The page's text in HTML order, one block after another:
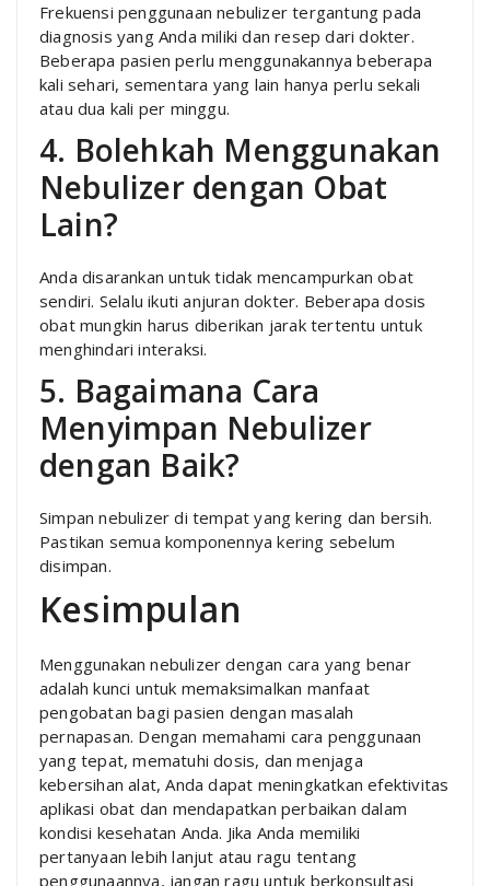
Frekuensi penggunaan nebulizer tergantung pada
diagnosis yang Anda miliki dan resep dari dokter.
Beberapa pasien perlu menggunakannya beberapa
kali sehari, sementara yang lain hanya perlu sekali
atau dua kali per minggu.
4. Bolehkah Menggunakan
Nebulizer dengan Obat
Lain?
Anda disarankan untuk tidak mencampurkan obat
sendiri. Selalu ikuti anjuran dokter. Beberapa dosis
obat mungkin harus diberikan jarak tertentu untuk
menghindari interaksi.
5. Bagaimana Cara
Menyimpan Nebulizer
dengan Baik?
Simpan nebulizer di tempat yang kering dan bersih.
Pastikan semua komponennya kering sebelum
disimpan.
Kesimpulan
Menggunakan nebulizer dengan cara yang benar
adalah kunci untuk memaksimalkan manfaat
pengobatan bagi pasien dengan masalah
pernapasan. Dengan memahami cara penggunaan
yang tepat, mematuhi dosis, dan menjaga
kebersihan alat, Anda dapat meningkatkan efektivitas
aplikasi obat dan mendapatkan perbaikan dalam
kondisi kesehatan Anda. Jika Anda memiliki
pertanyaan lebih lanjut atau ragu tentang
penggunaannya, jangan ragu untuk berkonsultasi